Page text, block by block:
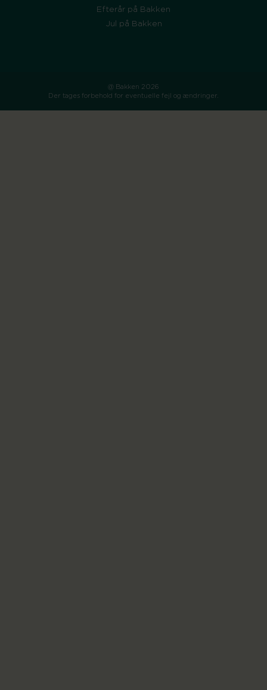
Efterår på Bakken
Jul på Bakken
@ Bakken 2026
Der tages forbehold for eventuelle fejl og ændringer.